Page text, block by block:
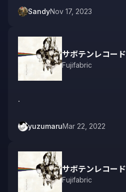
SandyNov 17, 2023
サボテンレコード
Fujifabric
.
yuzumaruMar 22, 2022
サボテンレコード
Fujifabric